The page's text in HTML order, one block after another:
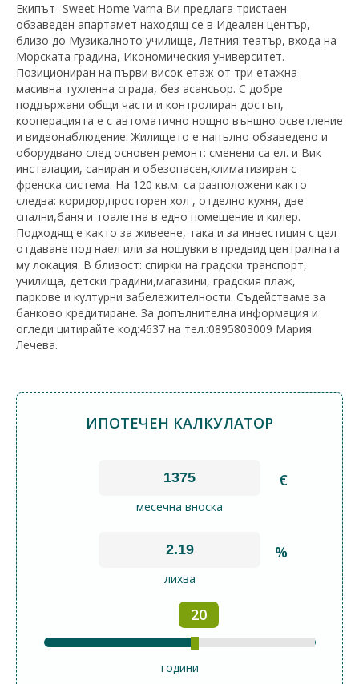
Екипът- Sweet Home Varna Ви предлага тристаен
обзаведен апартамет находящ се в Идеален център,
близо до Музикалното училище, Летния театър, входа на
Морската градина, Икономическия университет.
Позициониран на първи висок етаж от три етажна
масивна тухленна сграда, без асансьор. С добре
поддържани общи части и контролиран достъп,
кооперацията е с автоматично нощно външно осветление
и видеонаблюдение. Жилището е напълно обзаведено и
оборудвано след основен ремонт: сменени са ел. и Вик
инсталации, саниран и обезопасен,климатизиран с
френска система. На 120 кв.м. са разположени както
следва: коридор,просторен хол , отделно кухня, две
спални,баня и тоалетна в едно помещение и килер.
Подходящ е както за живеене, така и за инвестиция с цел
отдаване под наел или за нощувки в предвид централната
му локация. В близост: спирки на градски транспорт,
училища, детски градини,магазини, градския плаж,
паркове и културни забележителности. Съдействаме за
банково кредитиране. За допълнителна информация и
огледи цитирайте код:4637 на тел.:0895803009 Мария
Лечева.
ИПОТЕЧЕН КАЛКУЛАТОР
€
месечна вноска
%
лихва
20
години